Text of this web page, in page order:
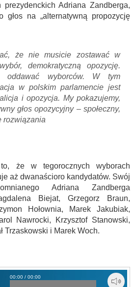
prezydenckich Adriana Zandberga,
głos na „alternatywną propozycję
że nie musicie zostawać w
demokratyczną opozycję.
wyborców. W tym
w polskim parlamencie jest
i opozycja. My pokazujemy,
głos opozycyjny – społeczny,
rozwiązania
że w tegorocznych wyborach
aż dwanaścioro kandydatów. Swój
Adriana Zandberga
Biejat, Grzegorz Braun,
Hołownia, Marek Jakubiak,
Nawrocki, Krzysztof Stanowski,
Trzaskowski i Marek Woch.
00:00 / 00:00